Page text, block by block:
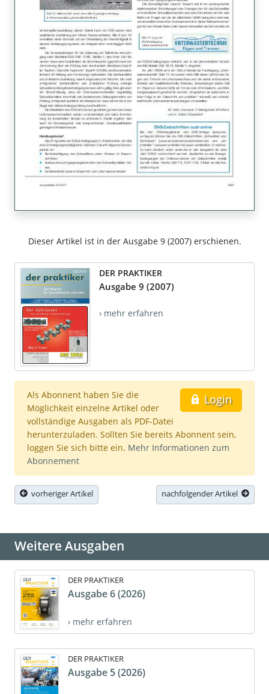
Dieser Artikel ist in der Ausgabe 9 (2007) erschienen.
DER PRAKTIKER
Ausgabe 9 (2007)
› mehr erfahren
Login
Als Abonnent haben Sie die
Möglichkeit einzelne Artikel oder
vollständige Ausgaben als PDF-Datei
herunterzuladen. Sollten Sie bereits Abonnent sein,
loggen Sie sich bitte ein. Mehr Informationen zum
Abonnement
vorheriger Artikel nachfolgender Artikel
Weitere Ausgaben
DER PRAKTIKER
Ausgabe 6 (2026)
› mehr erfahren
DER PRAKTIKER
Ausgabe 5 (2026)